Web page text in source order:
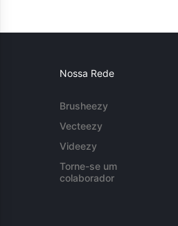
Nossa Rede
Brusheezy
Vecteezy
Videezy
Torne-se um
colaborador